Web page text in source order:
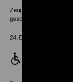
Zeughaus:
geschlossen
24. Dezember